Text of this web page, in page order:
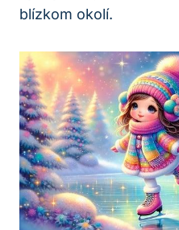
blízkom okolí.